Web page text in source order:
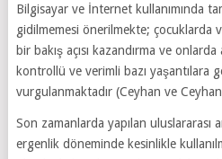
Bilgisayar ve İnternet kullanımında
gidilmemesi önerilmekte; çocuklarda
bir bakış açısı kazandırma ve
kontrollü ve verimli bazı yaşantılara
vurgulanmaktadır (Ceyhan ve
Son zamanlarda yapılan uluslararası
ergenlik döneminde kesinlikle